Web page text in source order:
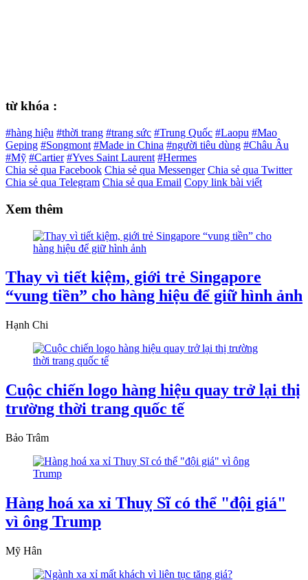
từ khóa :
#hàng hiệu #thời trang #trang sức #Trung Quốc #Laopu #Mao
Geping #Songmont #Made in China #người tiêu dùng #Châu Âu
#Mỹ #Cartier #Yves Saint Laurent #Hermes
Chia sẻ qua Facebook Chia sẻ qua Messenger Chia sẻ qua Twitter
Chia sẻ qua Telegram Chia sẻ qua Email Copy link bài viết
Xem thêm
Thay vì tiết kiệm, giới trẻ Singapore
“vung tiền” cho hàng hiệu để giữ hình ảnh
Hạnh Chi
Cuộc chiến logo hàng hiệu quay trở lại thị
trường thời trang quốc tế
Bảo Trâm
Hàng hoá xa xỉ Thuỵ Sĩ có thể "đội giá"
vì ông Trump
Mỹ Hân